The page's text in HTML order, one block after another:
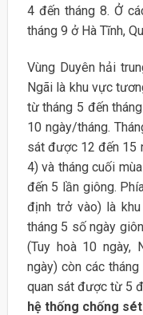
4 đến tháng 8. Ở
tháng 9 ở Hà Tĩnh,
Vùng Duyên hải
Ngãi là khu vực
từ tháng 5 đến
10 ngày/tháng.
sát được 12 đến 15
4) và tháng cuối
đến 5 lần giông.
định trở vào) là
tháng 5 số ngày
(Tuy hoà 10 ngày,
ngày) còn các
quan sát được từ 5
hệ thống chống